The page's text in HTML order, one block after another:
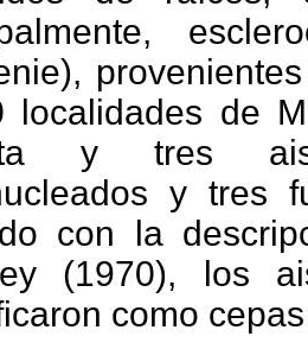
localidades de
y tres
y tres
con la
(1970), los
como